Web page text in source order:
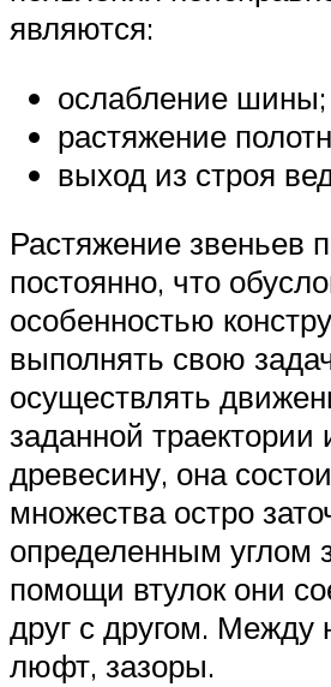
являются:
ослабление шины;
растяжение
выход из строя
Растяжение звеньев
постоянно, что
особенностью
выполнять свою
осуществлять
заданной траектории
древесину, она
множества остро
определенным углом
помощи втулок они
друг с другом. Между
люфт, зазоры.